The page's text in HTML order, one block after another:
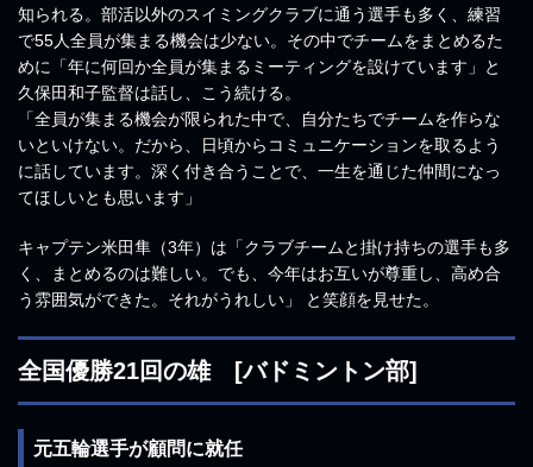
知られる。部活以外のスイミングクラブに通う選手も多く、練習
で55人全員が集まる機会は少ない。その中でチームをまとめるた
めに「年に何回か全員が集まるミーティングを設けています」と
久保田和子監督は話し、こう続ける。
「全員が集まる機会が限られた中で、自分たちでチームを作らな
いといけない。だから、日頃からコミュニケーションを取るよう
に話しています。深く付き合うことで、一生を通じた仲間になっ
てほしいとも思います」
キャプテン米田隼（3年）は「クラブチームと掛け持ちの選手も多
く、まとめるのは難しい。でも、今年はお互いが尊重し、高め合
う雰囲気ができた。それがうれしい」 と笑顔を見せた。
全国優勝21回の雄 [バドミントン部]
元五輪選手が顧問に就任